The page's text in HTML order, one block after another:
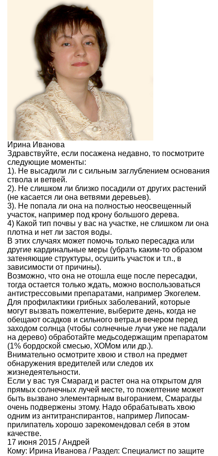
Ирина Иванова
Здравствуйте, если посажена недавно, то посмотрите
следующие моменты:
1). Не высадили ли с сильным заглублением основания
ствола и ветвей.
2). Не слишком ли близко посадили от других растений
(не касается ли она ветвями деревьев).
3). Не попала ли она на полностью неосвещенный
участок, например под крону большого дерева.
4) Какой тип почвы у вас на участке, не слишком ли она
плотна и нет ли застоя воды.
В этих случаях может помочь только пересадка или
другие кардинальные меры (убрать каким-то образом
затеняющие структуры, осушить участок и т.п., в
зависимости от причины).
Возможно, что она не отошла еще после пересадки,
тогда остается только ждать, можно воспользоваться
антистрессовыми препаратами, например Экогелем.
Для профилактики грибных заболеваний, которые
могут вызвать пожелтение, выберите день, когда не
обещают осадков и сильного ветра,и вечером перед
заходом солнца (чтобы солнечные лучи уже не падали
на дерево) обработайте медьсодержащим препаратом
(1% бордоской смесью, ХОМом или др.).
Внимательно осмотрите хвою и ствол на предмет
обнаружения вредителей или следов их
жизнедеятельности.
Если у вас туя Смарагд и растет она на открытом для
прямых солнечных лучей месте, то пожелтение может
быть вызвано элементарным выгоранием, Смарагды
очень подвержены этому. Надо обрабатывать хвою
одним из антитранспирантов, например Липосам-
прилипатель хорошо зарекомендовал себя в этом
качестве.
17 июня 2015 / Андрей
Кому: Ирина Иванова / Раздел: Специалист по защите